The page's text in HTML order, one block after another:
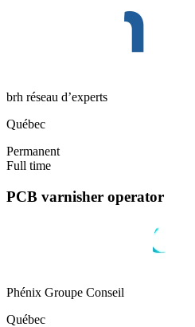
brh réseau d’experts
Québec
Permanent
Full time
PCB varnisher operator
Phénix Groupe Conseil
Québec